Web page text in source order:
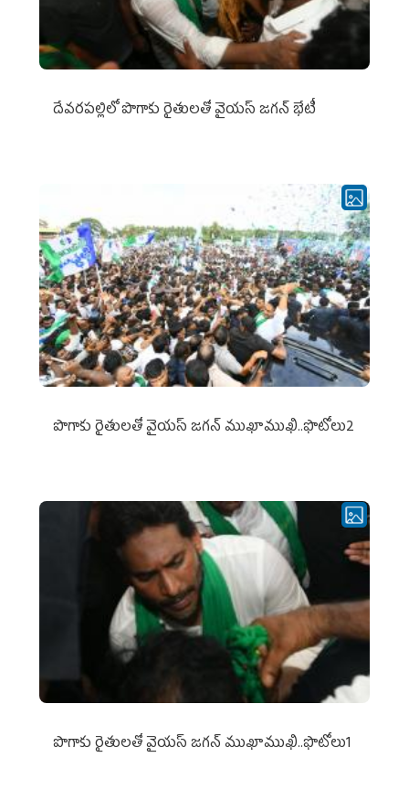
దేవరపల్లిలో పొగాకు రైతులతో వైయస్ జగన్ భేటీ
పొగాకు రైతుల‌తో వైయ‌స్ జ‌గ‌న్ ముఖాముఖి..ఫొటోలు2
పొగాకు రైతుల‌తో వైయ‌స్ జ‌గ‌న్ ముఖాముఖి..ఫొటోలు1